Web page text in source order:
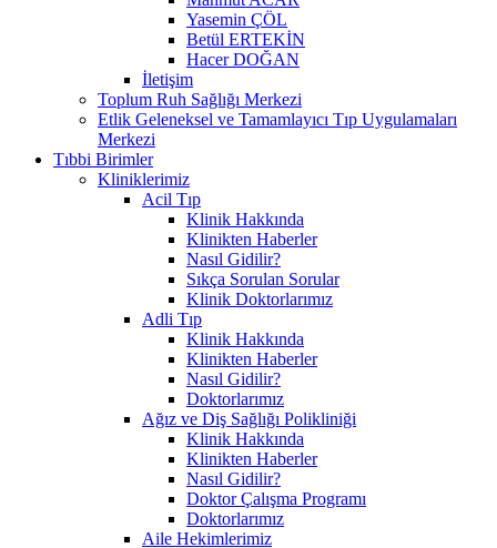
Yasemin ÇÖL
Betül ERTEKİN
Hacer DOĞAN
İletişim
Toplum Ruh Sağlığı Merkezi
Etlik Geleneksel ve Tamamlayıcı Tıp Uygulamaları
Merkezi
Tıbbi Birimler
Kliniklerimiz
Acil Tıp
Klinik Hakkında
Klinikten Haberler
Nasıl Gidilir?
Sıkça Sorulan Sorular
Klinik Doktorlarımız
Adli Tıp
Klinik Hakkında
Klinikten Haberler
Nasıl Gidilir?
Doktorlarımız
Ağız ve Diş Sağlığı Polikliniği
Klinik Hakkında
Klinikten Haberler
Nasıl Gidilir?
Doktor Çalışma Programı
Doktorlarımız
Aile Hekimlerimiz